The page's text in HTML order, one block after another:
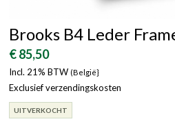
Brooks B4 Leder
€ 85,50
Incl. 21% BTW (België}
Exclusief verzendingskosten
UITVERKOCHT